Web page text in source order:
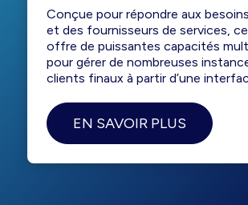
Conçue pour répondre aux
et des fournisseurs de services,
offre de puissantes capacités
pour gérer de nombreuses
clients finaux à partir d’une
EN SAVOIR PLUS